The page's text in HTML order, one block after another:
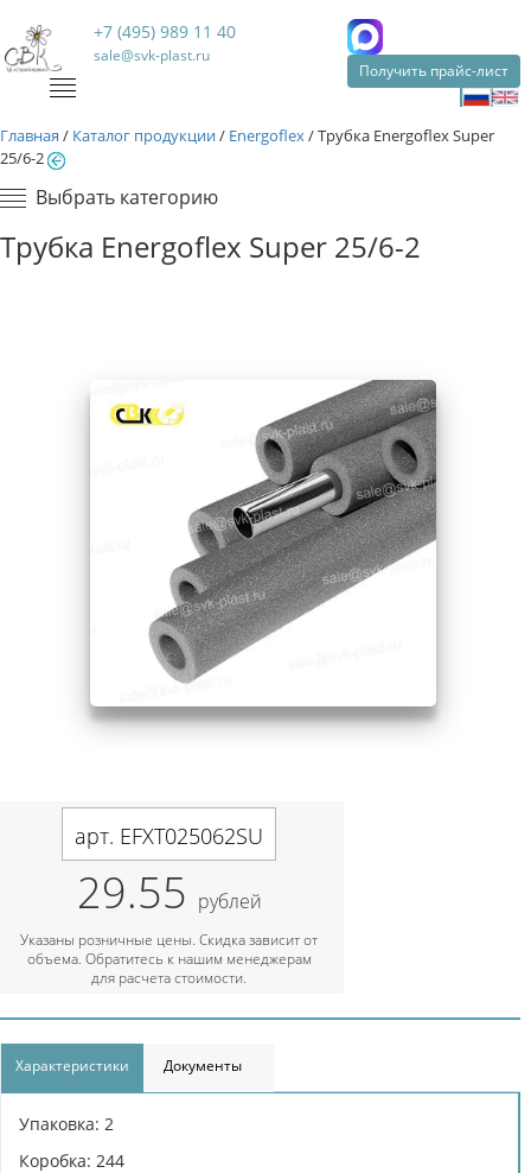
+7 (495) 989 11 40
sale@svk-plast.ru
Получить прайс-лист
Главная / Каталог продукции/ Energoflex/Трубка Energoflex Super
25/6-2
Выбрать категорию
Трубка Energoflex Super 25/6-2
арт. EFXT025062SU
29.55 рублей
Указаны розничные цены. Скидка зависит от
объема. Обратитесь к нашим менеджерам
для расчета стоимости.
Характеристики Документы
Упаковка: 2
Коробка: 244